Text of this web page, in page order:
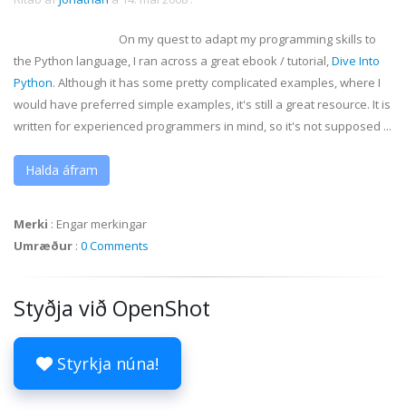
On my quest to adapt my programming skills to
the Python language, I ran across a great ebook/ tutorial,Dive Into
Python. Although it has some pretty complicated examples, where I
would have preferred simple examples, it's still a great resource. It is
written for experienced programmers in mind, so it's not supposed ...
Halda áfram
Merki : Engar merkingar
Umræður : 0 Comments
Styðja við OpenShot
Styrkja núna!